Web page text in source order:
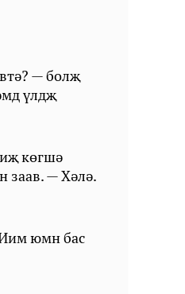
— болҗ
үлдҗ
көгшә
заав. — Хәлә.
юмн бас